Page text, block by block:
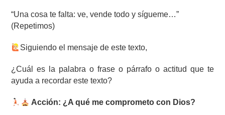
“Una cosa te falta: ve, vende todo y sígueme…”
(Repetimos)
Siguiendo el mensaje de este texto,
¿Cuál es la palabra o frase o párrafo o actitud que te
ayuda a recordar este texto?
Acción: ¿A qué me comprometo con Dios?